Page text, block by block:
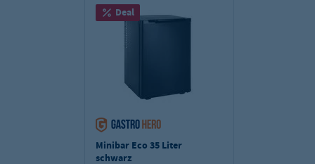
Deal
Minibar Eco 35 Liter
schwarz